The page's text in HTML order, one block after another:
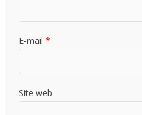
E-mail*
Site web